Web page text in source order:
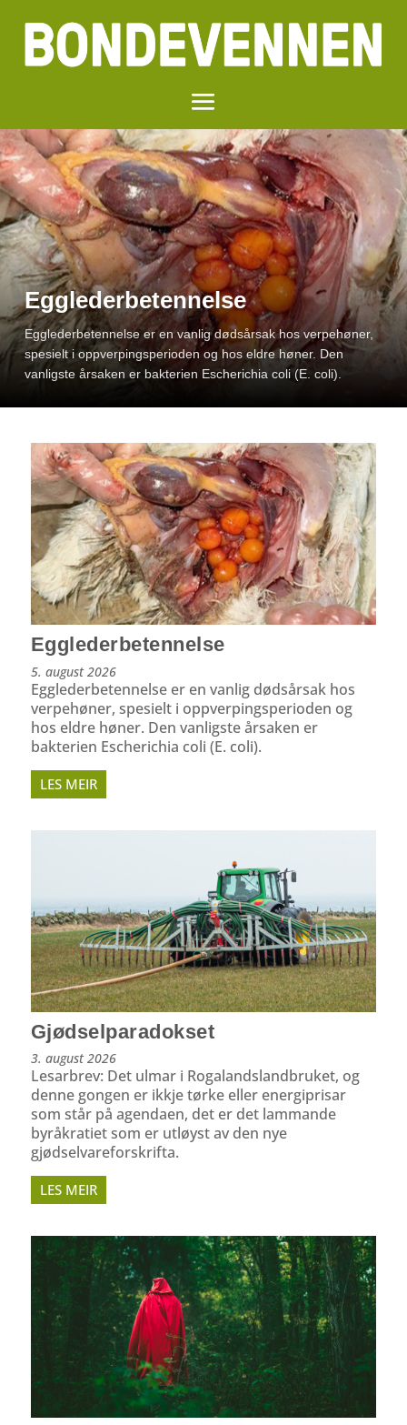
Egglederbetennelse
Egglederbetennelse er en vanlig dødsårsak hos verpehøner,
spesielt i oppverpings­perioden og hos eldre høner. Den
vanligste årsaken er bakterien Escherichia coli (E. coli).
Egglederbetennelse
5. august 2026
Egglederbetennelse er en vanlig dødsårsak hos
verpehøner, spesielt i oppverpings­perioden og
hos eldre høner. Den vanligste årsaken er
bakterien Escherichia coli (E. coli).
LES MEIR
Gjødselparadokset
3. august 2026
Lesarbrev: Det ulmar i Rogalandslandbruket, og
denne gongen er ikkje tørke eller energiprisar
som står på agendaen, det er det lammande
byråkratiet som er utløyst av den nye
gjødselvareforskrifta.
LES MEIR